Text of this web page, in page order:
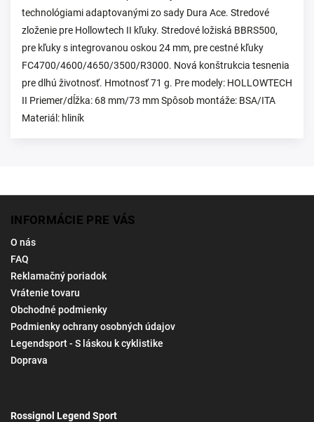
technológiami adaptovanými zo sady Dura Ace. Stredové
zloženie pre Hollowtech II kľuky. Stredové ložiská BBRS500,
pre kľuky s integrovanou oskou 24 mm, pre cestné kľuky
FC4700/4600/4650/3500/R3000. Nová konštrukcia tesnenia
pre dlhú životnosť. Hmotnosť 71 g. Pre modely: HOLLOWTECH
II Priemer/dĺžka: 68 mm/73 mm Spôsob montáže: BSA/ITA
Materiál: hliník
INFORMÁCIE PRE VÁS
O nás
FAQ
Reklamačný poriadok
Vrátenie tovaru
Obchodné podmienky
Podmienky ochrany osobných údajov
Legendsport - S láskou k cyklistike
Doprava
Rossignol Legend Sport